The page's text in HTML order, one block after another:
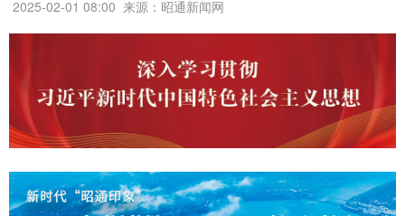
2025-02-01 08:00 来源：昭通新闻网